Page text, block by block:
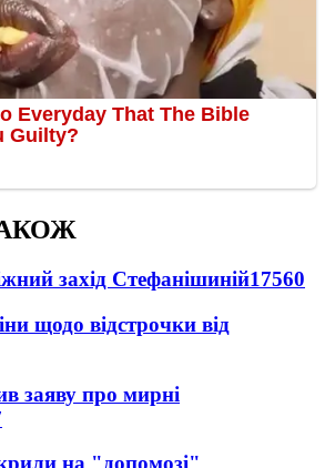
захід Стефанішиній17560
щодо відстрочки від
заяву про мирні